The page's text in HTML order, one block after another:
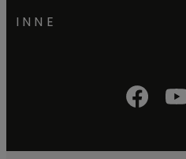
INNE